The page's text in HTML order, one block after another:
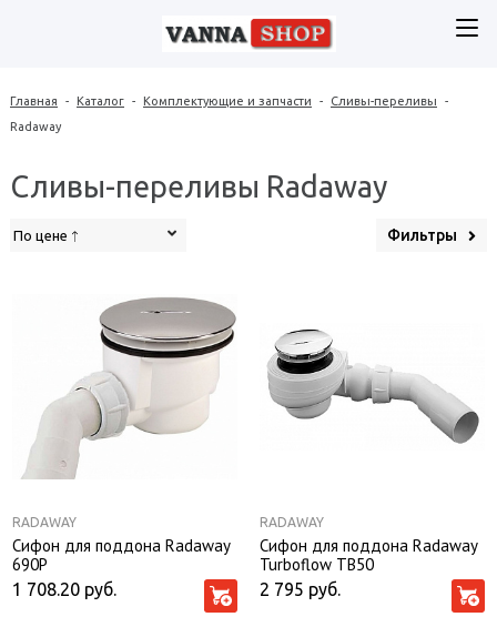
Главная - Каталог - Комплектующие и запчасти - Сливы-переливы
-
Radaway
Сливы-переливы Radaway
По цене Фильтры
RADAWAY
Сифон для поддона Radaway
690P
1 708.20 руб.
RADAWAY
Сифон для поддона Radaway
Turboflow TB50
2 795 руб.